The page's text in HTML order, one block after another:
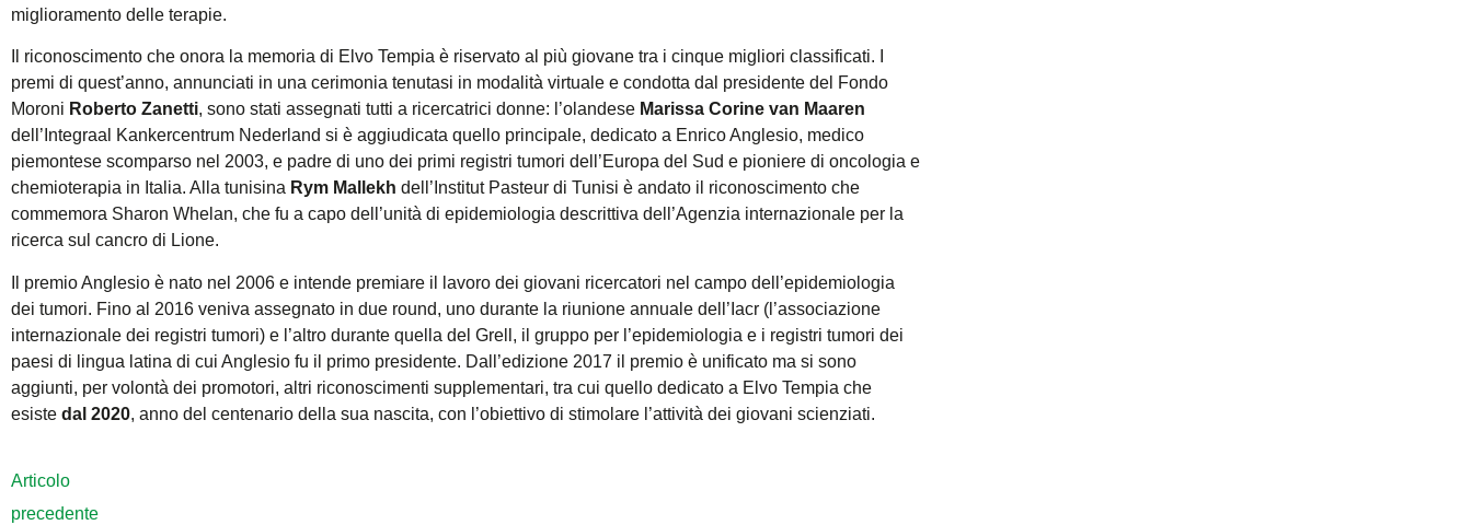
miglioramento delle terapie.
Il riconoscimento che onora la memoria di Elvo Tempia è riservato al più giovane tra i cinque migliori classificati. I
premi di quest’anno, annunciati in una cerimonia tenutasi in modalità virtuale e condotta dal presidente del Fondo
Moroni Roberto Zanetti, sono stati assegnati tutti a ricercatrici donne: l’olandese Marissa Corine van Maaren
dell’Integraal Kankercentrum Nederland si è aggiudicata quello principale, dedicato a Enrico Anglesio, medico
piemontese scomparso nel 2003, e padre di uno dei primi registri tumori dell’Europa del Sud e pioniere di oncologia e
chemioterapia in Italia. Alla tunisina Rym Mallekh dell’Institut Pasteur di Tunisi è andato il riconoscimento che
commemora Sharon Whelan, che fu a capo dell’unità di epidemiologia descrittiva dell’Agenzia internazionale per la
ricerca sul cancro di Lione.
Il premio Anglesio è nato nel 2006 e intende premiare il lavoro dei giovani ricercatori nel campo dell’epidemiologia
dei tumori. Fino al 2016 veniva assegnato in due round, uno durante la riunione annuale dell’Iacr (l’associazione
internazionale dei registri tumori) e l’altro durante quella del Grell, il gruppo per l’epidemiologia e i registri tumori dei
paesi di lingua latina di cui Anglesio fu il primo presidente. Dall’edizione 2017 il premio è unificato ma si sono
aggiunti, per volontà dei promotori, altri riconoscimenti supplementari, tra cui quello dedicato a Elvo Tempia che
esiste dal 2020, anno del centenario della sua nascita, con l’obiettivo di stimolare l’attività dei giovani scienziati.
Articolo
precedente